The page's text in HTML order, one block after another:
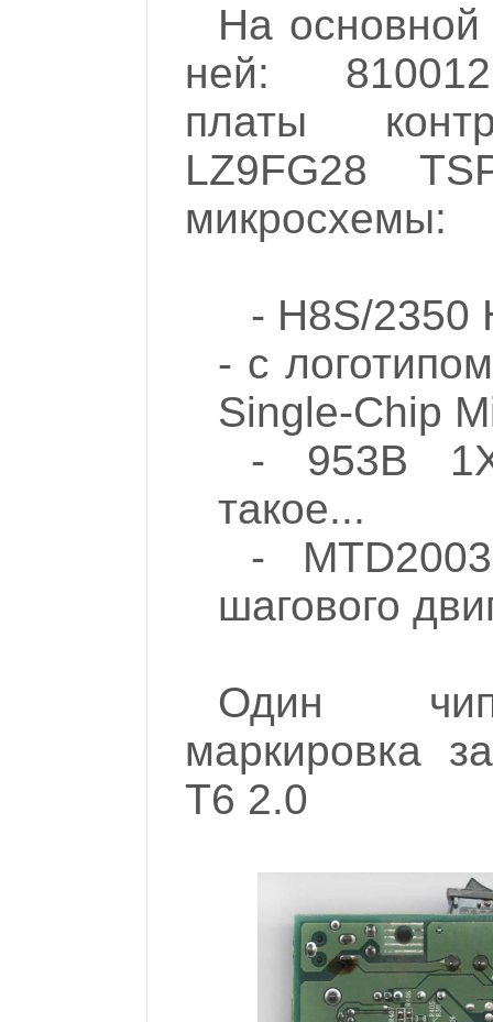
На основной
ней:
платы
LZ9FG28
микросхемы:
- H8S/2350
- с
Single-Chip
- 953B
такое...
-
шагового
Один
маркировка
T6 2.0